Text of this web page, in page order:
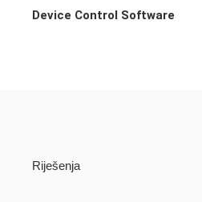
Device Control Software
Riješenja